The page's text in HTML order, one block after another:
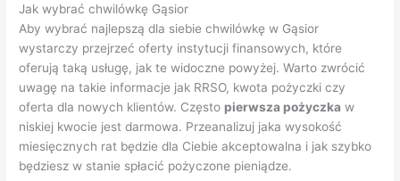
Jak wybrać chwilówkę Gąsior
Aby wybrać najlepszą dla siebie chwilówkę w Gąsior
wystarczy przejrzeć oferty instytucji finansowych, które
oferują taką usługę, jak te widoczne powyżej. Warto zwrócić
uwagę na takie informacje jak RRSO, kwota pożyczki czy
oferta dla nowych klientów. Często pierwsza pożyczka w
niskiej kwocie jest darmowa. Przeanalizuj jaka wysokość
miesięcznych rat będzie dla Ciebie akceptowalna i jak szybko
będziesz w stanie spłacić pożyczone pieniądze.